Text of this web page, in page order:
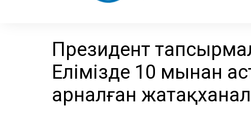
Президент
Елімізде 10 мыңнан
арналған